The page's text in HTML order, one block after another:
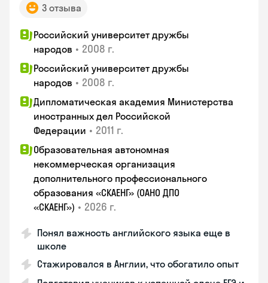
3 отзыва
Российский университет дружбы
народов • 2008 г.
Российский университет дружбы
народов • 2008 г.
Дипломатическая академия Министерства
иностранных дел Российской
Федерации • 2011 г.
Образовательная автономная
некоммерческая организация
дополнительного профессионального
образования «СКАЕНГ» (ОАНО ДПО
«СКАЕНГ») • 2026 г.
Понял важность английского языка еще в
школе
Стажировался в Англии, что обогатило опыт